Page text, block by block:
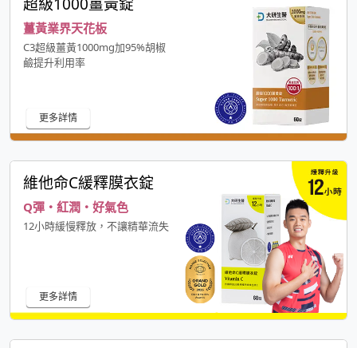
薑黃業界天花板
C3超級薑黃1000mg加95%胡椒
鹼提升利用率
更多詳情
維他命C緩釋膜衣錠
Q彈・紅潤・好氣色
12小時緩慢釋放，不讓精華流失
更多詳情